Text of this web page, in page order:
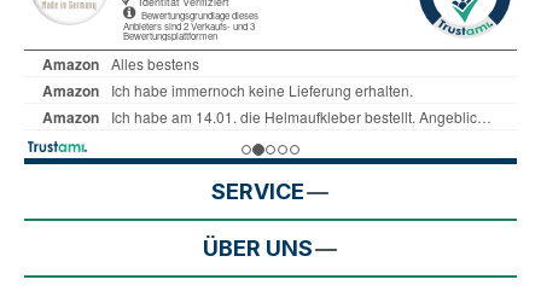
SERVICE
ÜBER UNS